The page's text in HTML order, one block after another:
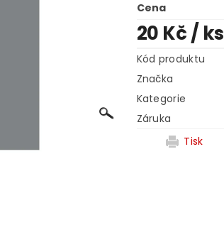
Cena
20 Kč/ ks
Kód produktu
Značka
Kategorie
Záruka
Tisk